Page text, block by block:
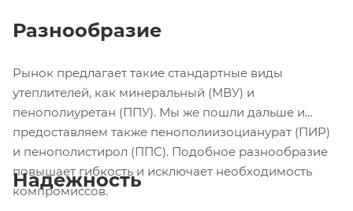
Разнообразие
Рынок предлагает такие стандартные виды
утеплителей, как минеральный (МВУ) и
пенополиуретан (ППУ). Мы же пошли дальше и
предоставляем также пенополиизоцианурат (ПИР)
и пенополистирол (ППС). Подобное разнообразие
повышает гибкость и исключает необходимость
компромиссов.
Надежность